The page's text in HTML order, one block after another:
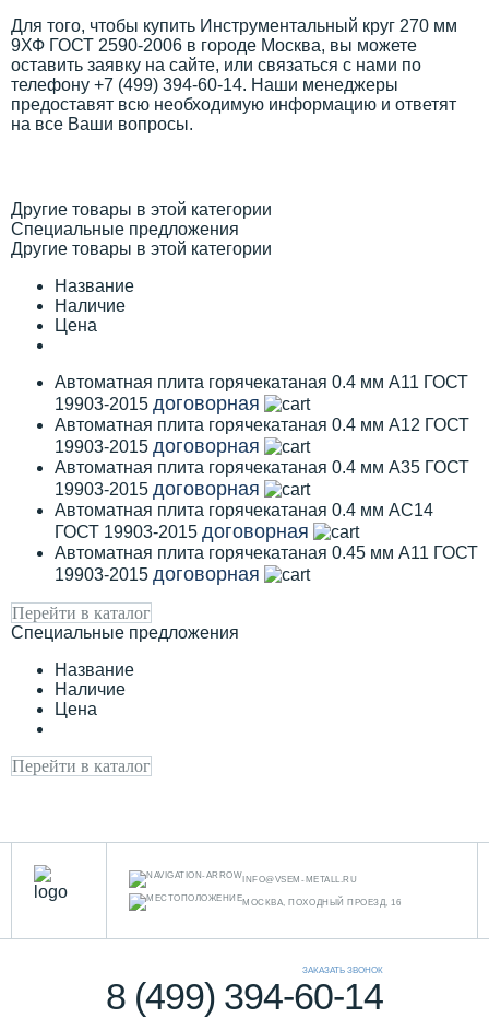
Для того, чтобы купить Инструментальный круг 270 мм
9ХФ ГОСТ 2590-2006 в городе Москва, вы можете
оставить заявку на сайте, или связаться с нами по
телефону +7 (499) 394-60-14. Наши менеджеры
предоставят всю необходимую информацию и ответят
на все Ваши вопросы.
Другие товары в этой категории
Специальные предложения
Другие товары в этой категории
Название
Наличие
Цена
Автоматная плита горячекатаная 0.4 мм А11 ГОСТ
19903-2015 договорная
Автоматная плита горячекатаная 0.4 мм А12 ГОСТ
19903-2015 договорная
Автоматная плита горячекатаная 0.4 мм А35 ГОСТ
19903-2015 договорная
Автоматная плита горячекатаная 0.4 мм АС14
ГОСТ 19903-2015 договорная
Автоматная плита горячекатаная 0.45 мм А11 ГОСТ
19903-2015 договорная
Перейти в каталог
Специальные предложения
Название
Наличие
Цена
Перейти в каталог
INFO@VSEM-METALL.RU
МОСКВА, ПОХОДНЫЙ ПРОЕЗД, 16
ЗАКАЗАТЬ ЗВОНОК
8 (499) 394-60-14